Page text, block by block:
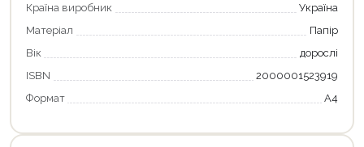
Країна виробник
Україна
Матеріал
Папір
Вік
дорослі
ISBN
2000001523919
Формат
А4
Оформити замовлення